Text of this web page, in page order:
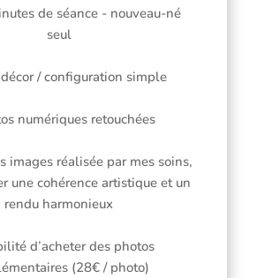
de séance - nouveau-né
seul
/ configuration simple
numériques retouchées
images réalisée par mes soins,
une cohérence artistique et un
rendu harmonieux
d’acheter des photos
(28€ / photo)